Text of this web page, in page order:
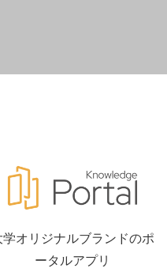
学オリジナルブランドのポ
ータルアプリ